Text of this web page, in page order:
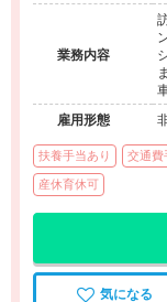
業務内容
雇用形態
扶養手当あり 交通費
産休育休可
気になる